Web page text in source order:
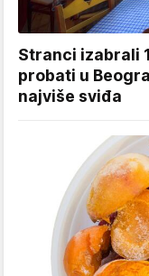
Stranci izabrali
probati u
najviše sviđa